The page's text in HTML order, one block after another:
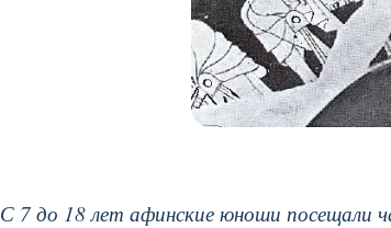
С 7 до 18 лет афинские юноши посещали